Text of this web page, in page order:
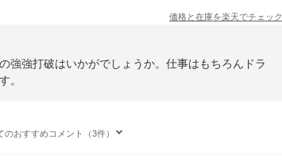
価格と在庫を楽天でチェック
強強打破はいかがでしょうか。仕事はもちろんドラ
。
のおすすめコメント（3件）